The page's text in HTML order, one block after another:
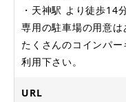
・天神駅 より徒歩14
専用の駐車場の用意は
たくさんのコインパ
利用下さい。
URL